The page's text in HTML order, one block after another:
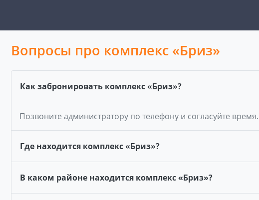
Вопросы про комплекс «Бриз»
Как забронировать комплекс «Бриз»?
Позвоните администратору по телефону и согласуйте время.
Где находится комплекс «Бриз»?
В каком районе находится комплекс «Бриз»?